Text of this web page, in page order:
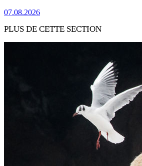
07.08.2026
PLUS DE CETTE SECTION